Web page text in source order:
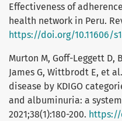
Effectiveness of
health network in Peru.
https://doi.org/10.11606/
Murton M, Goff-Leggett D,
James G, Wittbrodt E, et
disease by KDIGO
and albuminuria: a
2021;38(1):180-200. https://